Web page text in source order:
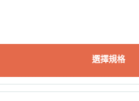
選擇規格